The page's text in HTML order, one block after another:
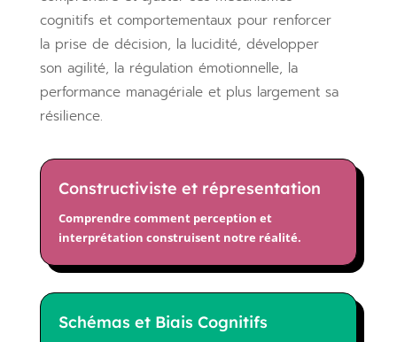
cognitifs et comportementaux pour renforcer
la prise de décision, la lucidité, développer
son agilité, la régulation émotionnelle, la
performance managériale et plus largement sa
résilience.
Constructiviste et répresentation
Comprendre comment perception et
interprétation construisent notre réalité.
Schémas et Biais Cognitifs